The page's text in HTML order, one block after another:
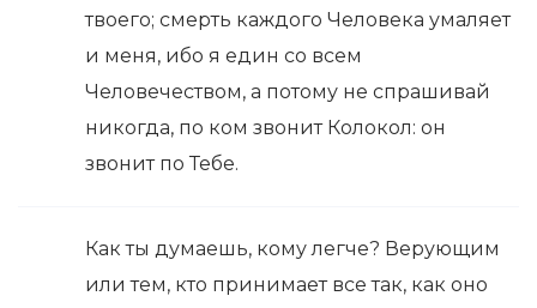
твоего; смерть каждого Человека умаляет
и меня, ибо я един со всем
Человечеством, а потому не спрашивай
никогда, по ком звонит Колокол: он
звонит по Тебе.
Как ты думаешь, кому легче? Верующим
или тем, кто принимает все так, как оно